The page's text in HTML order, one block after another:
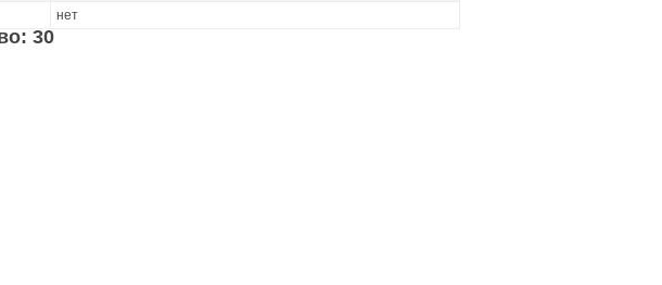
нет
30